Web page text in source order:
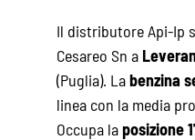
Il distributore Api-Ip
Cesareo Sn a
(Puglia). Labenzina
linea con la media
Occupa laposizione